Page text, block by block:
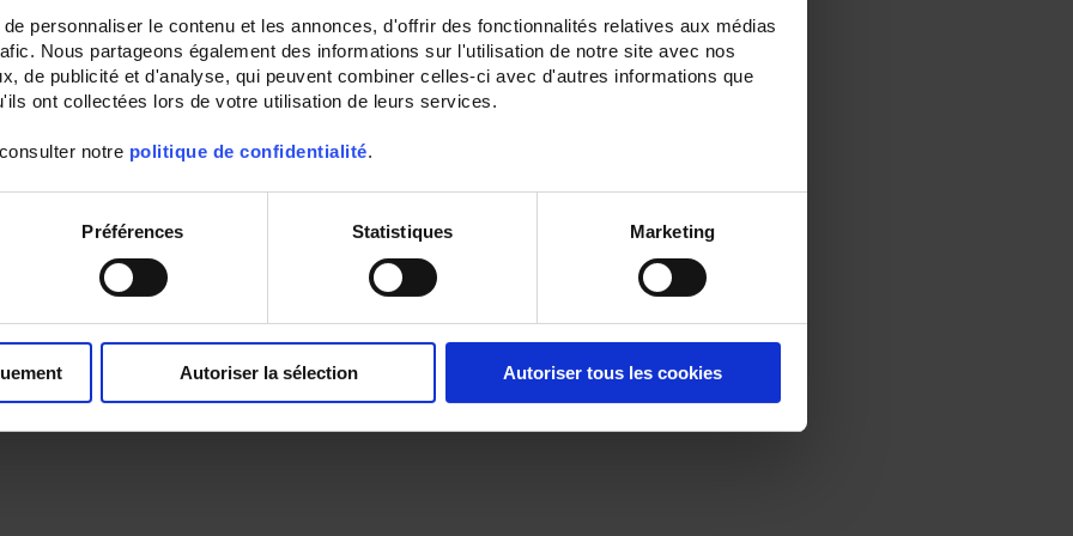
personnaliser le contenu et les annonces, d'offrir des fonctionnalités relatives aux médias
Nous partageons également des informations sur l'utilisation de notre site avec nos
de publicité et d'analyse, qui peuvent combiner celles-ci avec d'autres informations que
ont collectées lors de votre utilisation de leurs services.
notre politique de confidentialité.
Préférences Statistiques Marketing
Autoriser la sélection Autoriser tous les cookies